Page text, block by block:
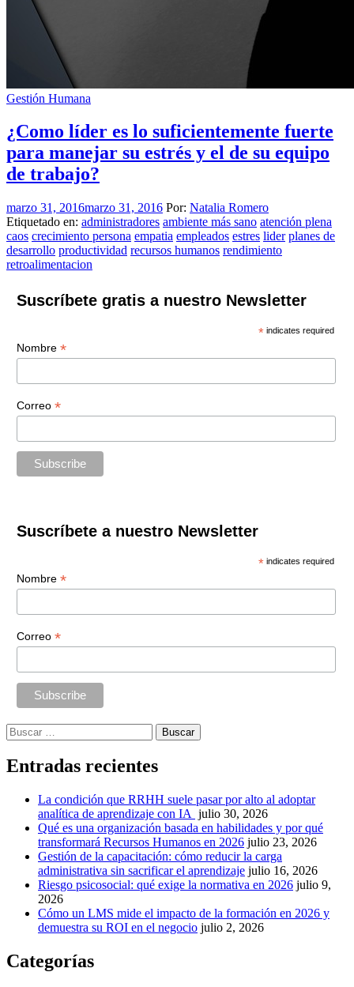
Gestión Humana
¿Como líder es lo suficientemente fuerte
para manejar su estrés y el de su equipo
de trabajo?
marzo 31, 2016marzo 31, 2016 Por: Natalia Romero
Etiquetado en: administradores ambiente más sano atención plena
caos crecimiento persona empatia empleados estres lider planes de
desarrollo productividad recursos humanos rendimiento
retroalimentacion
Suscríbete gratis a nuestro Newsletter
* indicates required
Nombre *
Correo *
Suscríbete a nuestro Newsletter
* indicates required
Nombre *
Correo *
Buscar:
Entradas recientes
La condición que RRHH suele pasar por alto al adoptar
analítica de aprendizaje con IA julio 30, 2026
Qué es una organización basada en habilidades y por qué
transformará Recursos Humanos en 2026 julio 23, 2026
Gestión de la capacitación: cómo reducir la carga
administrativa sin sacrificar el aprendizaje julio 16, 2026
Riesgo psicosocial: qué exige la normativa en 2026 julio 9,
2026
Cómo un LMS mide el impacto de la formación en 2026 y
demuestra su ROI en el negocio julio 2, 2026
Categorías